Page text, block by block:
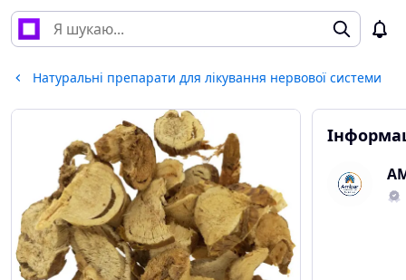
Натуральні препарати для лікування нервової системи